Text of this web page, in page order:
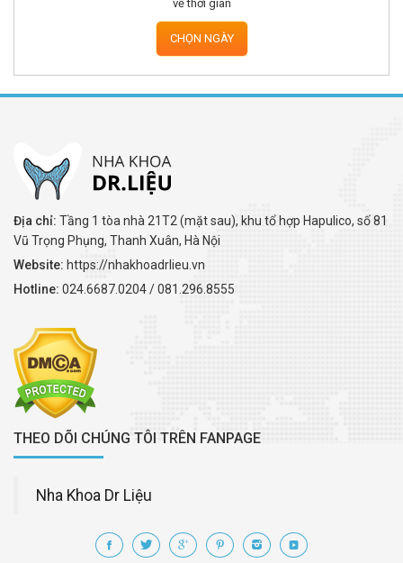
về thời gian
CHỌN NGÀY
Địa chỉ: Tầng 1 tòa nhà 21T2 (mặt sau), khu tổ hợp Hapulico, số 81
Vũ Trọng Phụng, Thanh Xuân, Hà Nội
Website: https://nhakhoadrlieu.vn
Hotline: 024.6687.0204 / 081.296.8555
THEO DÕI CHÚNG TÔI TRÊN FANPAGE
Nha Khoa Dr Liệu